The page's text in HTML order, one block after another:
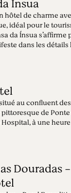
Ínsua
hôtel de charme
idéal pour le
da Ínsua s’affirme
dans les détails
au confluent
de Ponte
à une
Douradas